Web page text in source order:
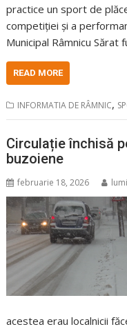
practice un sport de
competiției și a
Municipal Râmnicu
READ MORE
INFORMATIA DE RÂMNIC,
Circulație închisă
buzoiene
februarie 18, 2026
acestea erau localnicii